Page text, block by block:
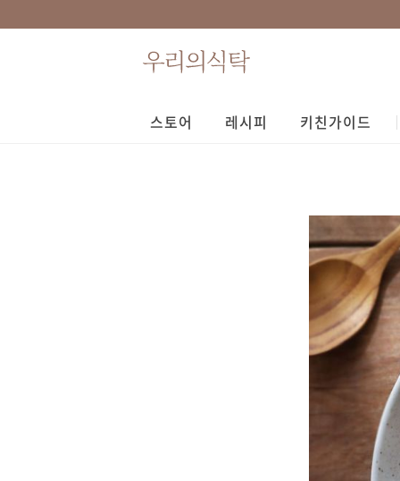
스토어 레시피 키친가이드